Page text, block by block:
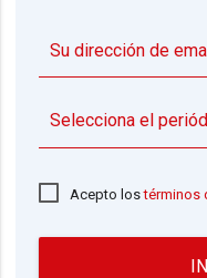
Acepto lostérminos